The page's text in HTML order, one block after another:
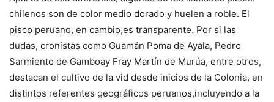
chilenos son de color medio dorado y huelen a roble. El
pisco peruano, en cambio,es transparente. Por si las
dudas, cronistas como Guamán Poma de Ayala, Pedro
Sarmiento de Gamboay Fray Martín de Murúa, entre otros,
destacan el cultivo de la vid desde inicios de la Colonia, en
distintos referentes geográficos peruanos,incluyendo a la